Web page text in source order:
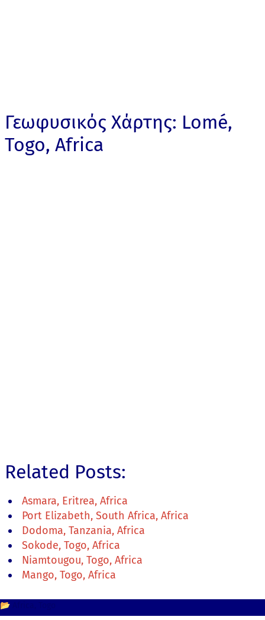
Γεωφυσικός Χάρτης: Lomé,
Togo, Africa
Related Posts:
Asmara, Eritrea, Africa
Port Elizabeth, South Africa, Africa
Dodoma, Tanzania, Africa
Sokode, Togo, Africa
Niamtougou, Togo, Africa
Mango, Togo, Africa
📂